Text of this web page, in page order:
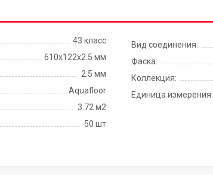
43 класс
610х122х2.5 мм
2.5 мм
Aquafloor
3.72 м2
50 шт
Вид соединения:
Фаска:
Коллекция:
Единица измерения: